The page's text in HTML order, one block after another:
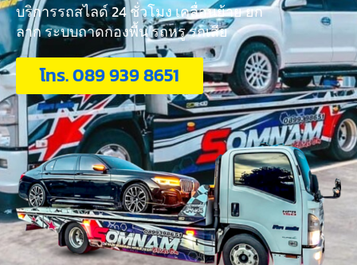
บริการรถสไลด์ 24 ชั่วโมง เคลื่อนย้าย ยก
ลาก ระบบถาดกองพื้น รถหรู รถเสีย
โทร. 089 939 8651